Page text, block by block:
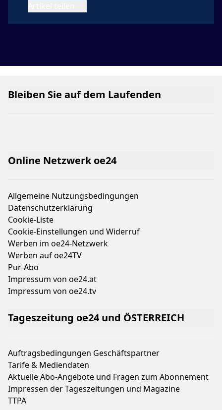
Online Netzwerk oe24
Allgemeine Nutzungsbedingungen
Datenschutzerklärung
Cookie-Liste
Cookie-Einstellungen und Widerruf
Werben im oe24-Netzwerk
Werben auf oe24TV
Pur-Abo
Impressum von oe24.at
Impressum von oe24.tv
Tageszeitung oe24 und ÖSTERREICH
Auftragsbedingungen Geschäftspartner
Tarife & Mediendaten
Aktuelle Abo-Angebote und Fragen zum Abonnement
Impressen der Tageszeitungen und Magazine
TTPA
Bleiben Sie auf dem Laufenden